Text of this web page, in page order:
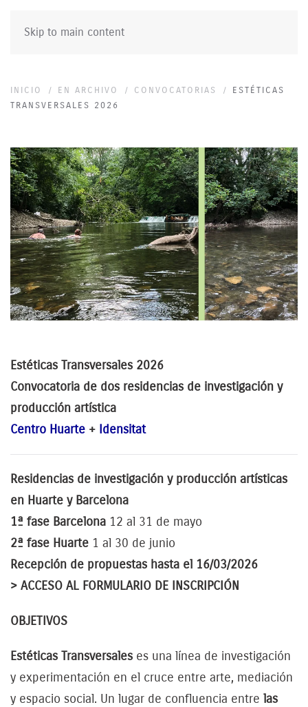
Skip to main content
INICIO EN ARCHIVO CONVOCATORIAS
ESTÉTICAS
TRANSVERSALES 2026
Estéticas Transversales 2026
Convocatoria de dos residencias de investigación y
producción artística
Centro Huarte + Idensitat
Residencias de investigación y producción artísticas
en Huarte y Barcelona
1ª fase Barcelona 12 al 31 de mayo
2ª fase Huarte 1 al 30 de junio
Recepción de propuestas hasta el 16/03/2026
> ACCESO AL FORMULARIO DE INSCRIPCIÓN
OBJETIVOS
Estéticas Transversales es una línea de investigación
y experimentación en el cruce entre arte, mediación
y espacio social. Un lugar de confluencia entre las